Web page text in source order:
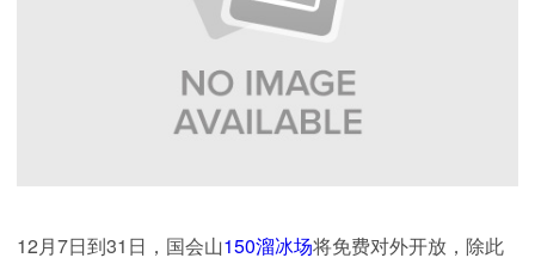
12月7日到31日，国会山150溜冰场将免费对外开放，除此